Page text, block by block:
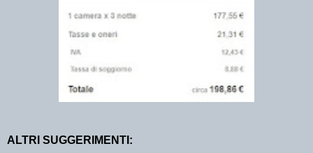
ALTRI SUGGERIMENTI: